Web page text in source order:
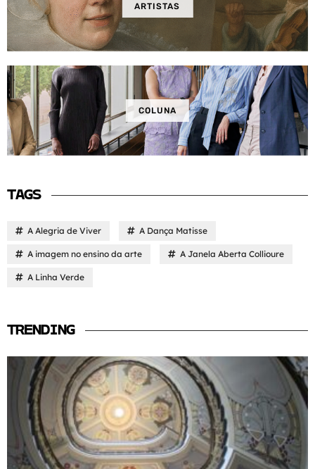
ARTISTAS
COLUNA
TAGS
A Alegria de Viver A Dança Matisse
A imagem no ensino da arte A Janela Aberta Collioure
A Linha Verde
TRENDING